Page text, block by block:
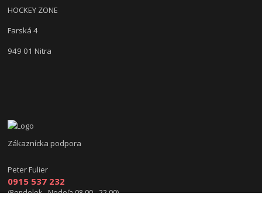
HOCKEY ZONE
Farská 4
949 01 Nitra
Zákaznícka podpora
Peter Fulier
0915 537 232
(Pondelok - Nedeľa 08.00 - 22.00)